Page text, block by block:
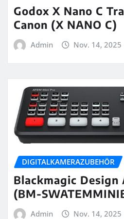
Godox X Nano C
Canon (X NANO C)
Admin Nov. 14, 2025
DIGITALKAMERAZUBEHÖR
Blackmagic Design
(BM-
Admin Nov. 14, 2025